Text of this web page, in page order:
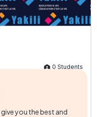
0 Students
STT Commerce est conçu
fondamentaux de...
you the best and